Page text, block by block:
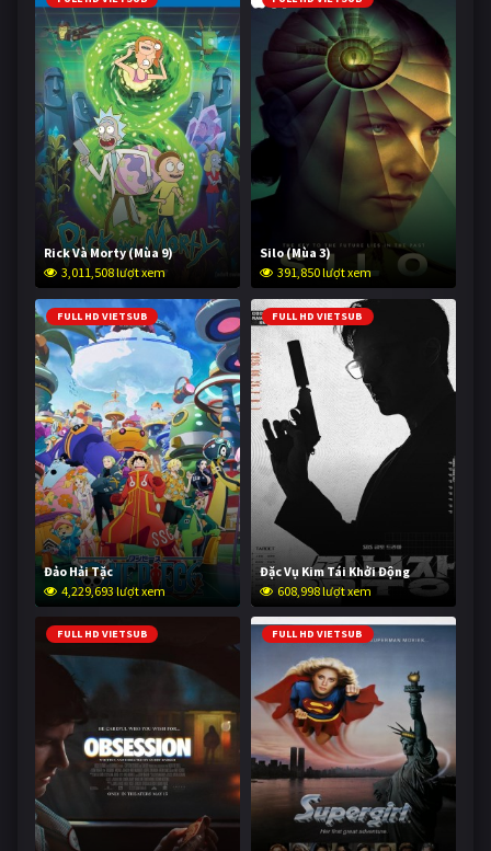
Rick Và Morty (Mùa 9)
3,011,508 lượt xem
Silo (Mùa 3)
391,850 lượt xem
FULL HD VIETSUB
Đảo Hải Tặc
4,229,693 lượt xem
FULL HD VIETSUB
Đặc Vụ Kim Tái Khởi Động
608,998 lượt xem
FULL HD VIETSUB FULL HD VIETSUB